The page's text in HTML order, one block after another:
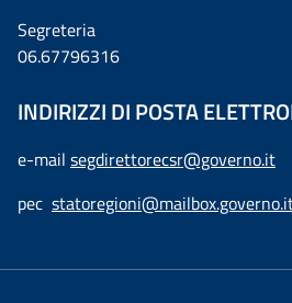
Segreteria
06.67796316
INDIRIZZI DI POSTA
e-mail segdirettorecsr@governo.it
pec